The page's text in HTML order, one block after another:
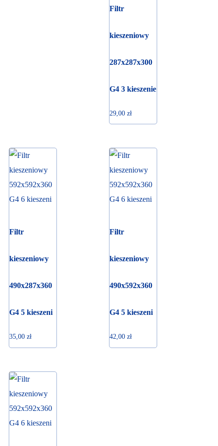
Filtr
kieszeniowy
287x287x300
G4 3 kieszenie
29,00 zł
Filtr
kieszeniowy
490x287x360
G4 5 kieszeni
35,00 zł
Filtr
kieszeniowy
490x592x360
G4 5 kieszeni
42,00 zł